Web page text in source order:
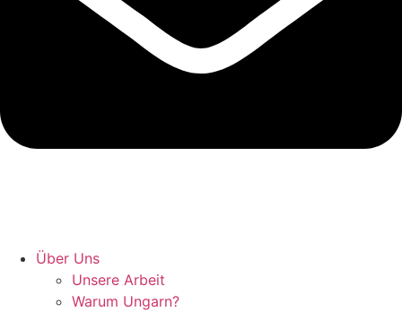
Über Uns
Unsere Arbeit
Warum Ungarn?